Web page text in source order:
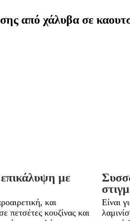
στήλες για μεγάλα ρολά